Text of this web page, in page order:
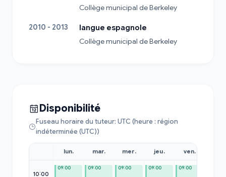
Collège municipal de Berkeley
2010 - 2013
langue espagnole
Collège municipal de Berkeley
Disponibilité
Fuseau horaire du tuteur: UTC (heure : région
indéterminée (UTC))
10:00
lun.
09:00
mar.
09:00
mer.
09:00
jeu.
09:00
ven.
09:00